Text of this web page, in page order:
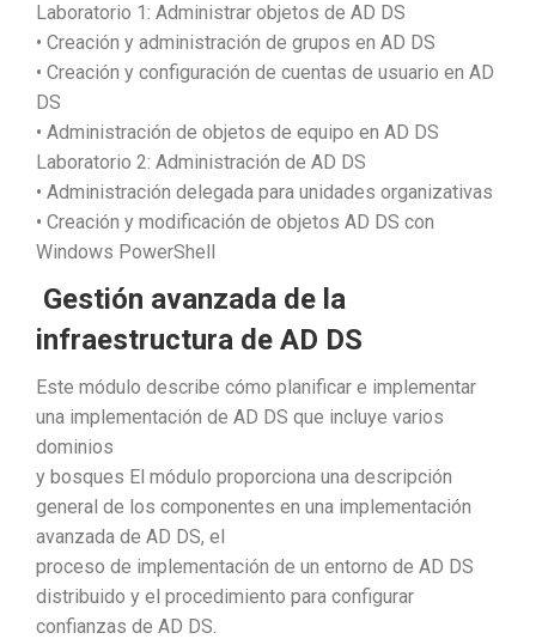
Laboratorio 1: Administrar objetos de AD DS
• Creación y administración de grupos en AD DS
• Creación y configuración de cuentas de usuario en AD
DS
• Administración de objetos de equipo en AD DS
Laboratorio 2: Administración de AD DS
• Administración delegada para unidades organizativas
• Creación y modificación de objetos AD DS con
Windows PowerShell
Gestión avanzada de la
infraestructura de AD DS
Este módulo describe cómo planificar e implementar
una implementación de AD DS que incluye varios
dominios
y bosques El módulo proporciona una descripción
general de los componentes en una implementación
avanzada de AD DS, el
proceso de implementación de un entorno de AD DS
distribuido y el procedimiento para configurar
confianzas de AD DS.